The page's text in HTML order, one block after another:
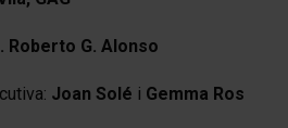
Roberto G. Alonso
Joan Solé i Gemma Ros